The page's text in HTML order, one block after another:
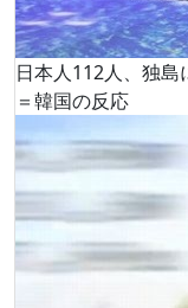
日本人112人、独島
＝韓国の反応